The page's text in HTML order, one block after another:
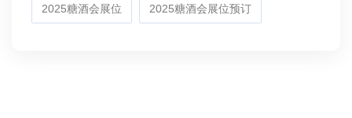
2025糖酒会展位 2025糖酒会展位预订